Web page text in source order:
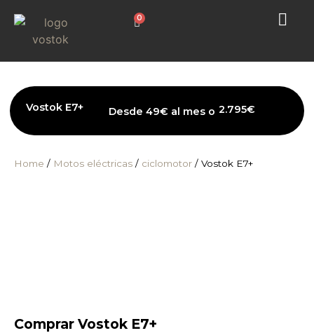
0
Vostok E7+ Desde 49€ al mes o 2.795€
Home / Motos eléctricas / ciclomotor / Vostok E7+
Comprar Vostok E7+